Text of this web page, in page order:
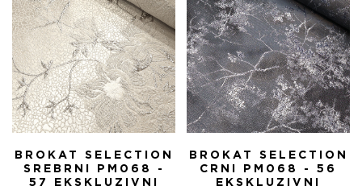
BROKAT SELECTION
SREBRNI PM068 -
57 EKSKLUZIVNI
BROKAT SELECTION
CRNI PM068 - 56
EKSKLUZIVNI